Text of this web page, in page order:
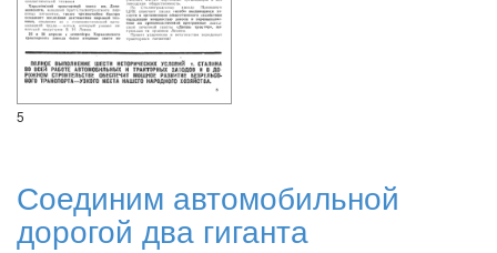
5
Соединим автомобильной
дорогой два гиганта